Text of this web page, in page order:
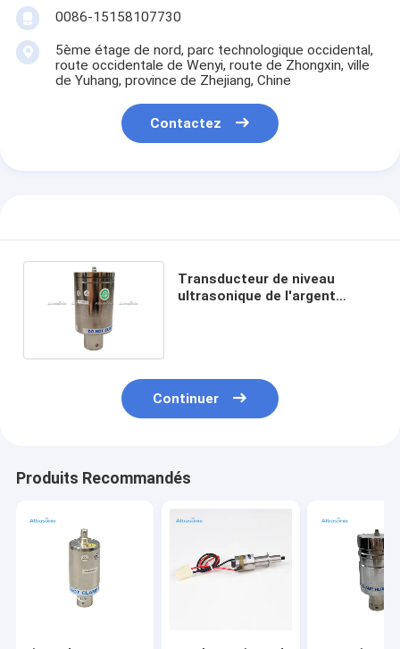
0086-15158107730
5ème étage de nord, parc technologique occidental,
route occidentale de Wenyi, route de Zhongxin, ville
de Yuhang, province de Zhejiang, Chine
Contactez
Transducteur de niveau
ultrasonique de l'argent
Continuer
Produits Recommandés